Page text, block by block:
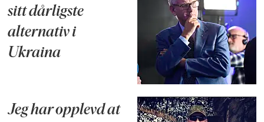
sitt dårligste
alternativ i
Ukraina
Jeg har opplevd at